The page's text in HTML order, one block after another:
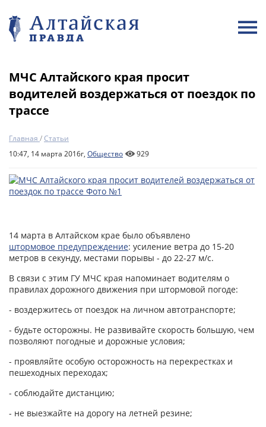
МЧС Алтайского края просит
водителей воздержаться от поездок по
трассе
Главная /Статьи
10:47, 14 марта 2016г, Общество 929
14 марта в Алтайском крае было объявлено
штормовое предупреждение: усиление ветра до 15-20
метров в секунду, местами порывы - до 22-27 м/с.
В связи с этим ГУ МЧС края напоминает водителям о
правилах дорожного движения при штормовой погоде:
- воздержитесь от поездок на личном автотранспорте;
- будьте осторожны. Не развивайте скорость большую, чем
позволяют погодные и дорожные условия;
- проявляйте особую осторожность на перекрестках и
пешеходных переходах;
- соблюдайте дистанцию;
- не выезжайте на дорогу на летней резине;